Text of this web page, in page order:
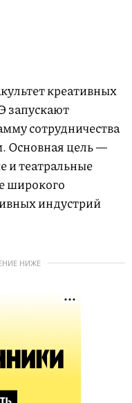
креативных
сотрудничества
Основная цель —
и театральные
широкого
индустрий
НИЖЕ